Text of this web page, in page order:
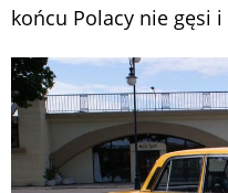
końcu Polacy nie gęsi